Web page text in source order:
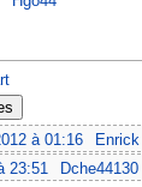
à 01:16 Enrick
23:51 Dche44130